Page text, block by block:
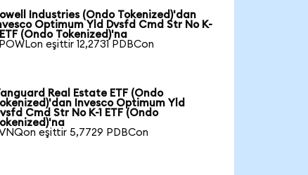
Industries (Ondo Tokenized)'dan
Optimum Yld Dvsfd Cmd Str No K-
ETF (Ondo Tokenized)'na
eşittir 12,2731 PDBCon
Real Estate ETF (Ondo
Invesco Optimum Yld
Cmd Str No K-1 ETF (Ondo
VNQon eşittir 5,7729 PDBCon